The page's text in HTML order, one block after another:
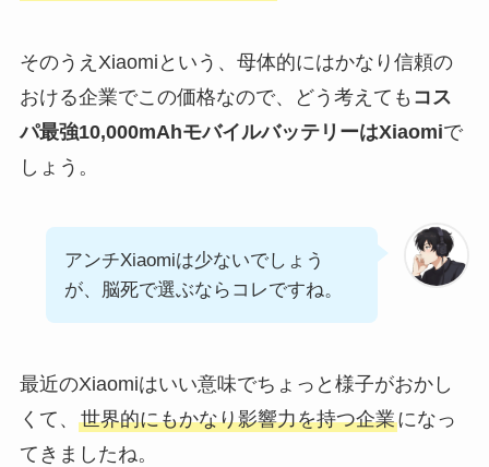
そのうえXiaomiという、母体的にはかなり信頼の
おける企業でこの価格なので、どう考えても コス
パ最強10,000mAhモバイルバッテリーはXiaomiで
しょう。
アンチXiaomiは少ないでしょう
が、脳死で選ぶならコレですね。
最近のXiaomiはいい意味でちょっと様子がおかし
くて、 世界的にもかなり影響力を持つ企業になっ
てきましたね。